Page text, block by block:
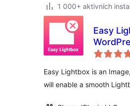
1 000+ aktivních
Easy
Easy Lightbox is an
will enable a smooth